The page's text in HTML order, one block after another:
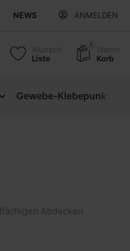
NEWS ANMELDEN
Wunsch
Liste
1
Waren
Korb
Gewebe-Klebepunkte
Abdecken